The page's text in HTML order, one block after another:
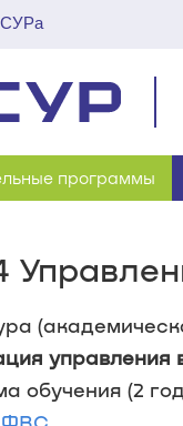
программы
обучения (2